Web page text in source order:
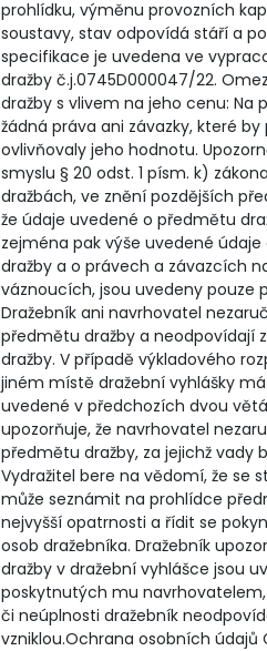
prohlídku, výměnu provozních
soustavy, stav odpovídá stáří a
specifikace je uvedena ve
dražby č.j.0745D000047/22.
dražby s vlivem na jeho cenu: Na
žádná práva ani závazky, které
ovlivňovaly jeho hodnotu.
smyslu § 20 odst. 1 písm. k)
dražbách, ve znění pozdějších
že údaje uvedené o předmětu
zejména pak výše uvedené
dražby a o právech a závazcích
váznoucích, jsou uvedeny pouze
Dražebník ani navrhovatel
předmětu dražby a neodpovídají
dražby. V případě výkladového
jiném místě dražební vyhlášky
uvedené v předchozích dvou
upozorňuje, že navrhovatel
předmětu dražby, za jejichž vady
Vydražitel bere na vědomí, že se
může seznámit na prohlídce
nejvyšší opatrnosti a řídit se
osob dražebníka. Dražebník
dražby v dražební vyhlášce jsou
poskytnutých mu
či neúplnosti dražebník
vzniklou.Ochrana osobních údajů